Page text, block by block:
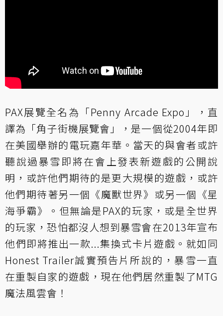
PAX展覽全名為「Penny Arcade Expo」，直
譯為「角子街機展覽會」，是一個從2004年即
在美國舉辦的電玩嘉年華。當天的與會者或許
聽說過暴雪即將在會上發表新遊戲的公開說
明，或許他們期待的是更大規模的遊戲，或許
他們期待著另一個《魔獸世界》或另一個《星
海爭霸》。但無論是PAX的玩家，或是全世界
的玩家，恐怕都沒人想到暴雪會在2013年宣布
他們即將推出一款...集換式卡片遊戲。就如同
Honest Trailer誠實預告片所說的，暴雪一直
在重製自家的遊戲，現在他們居然重製了MTG
魔法風雲會！